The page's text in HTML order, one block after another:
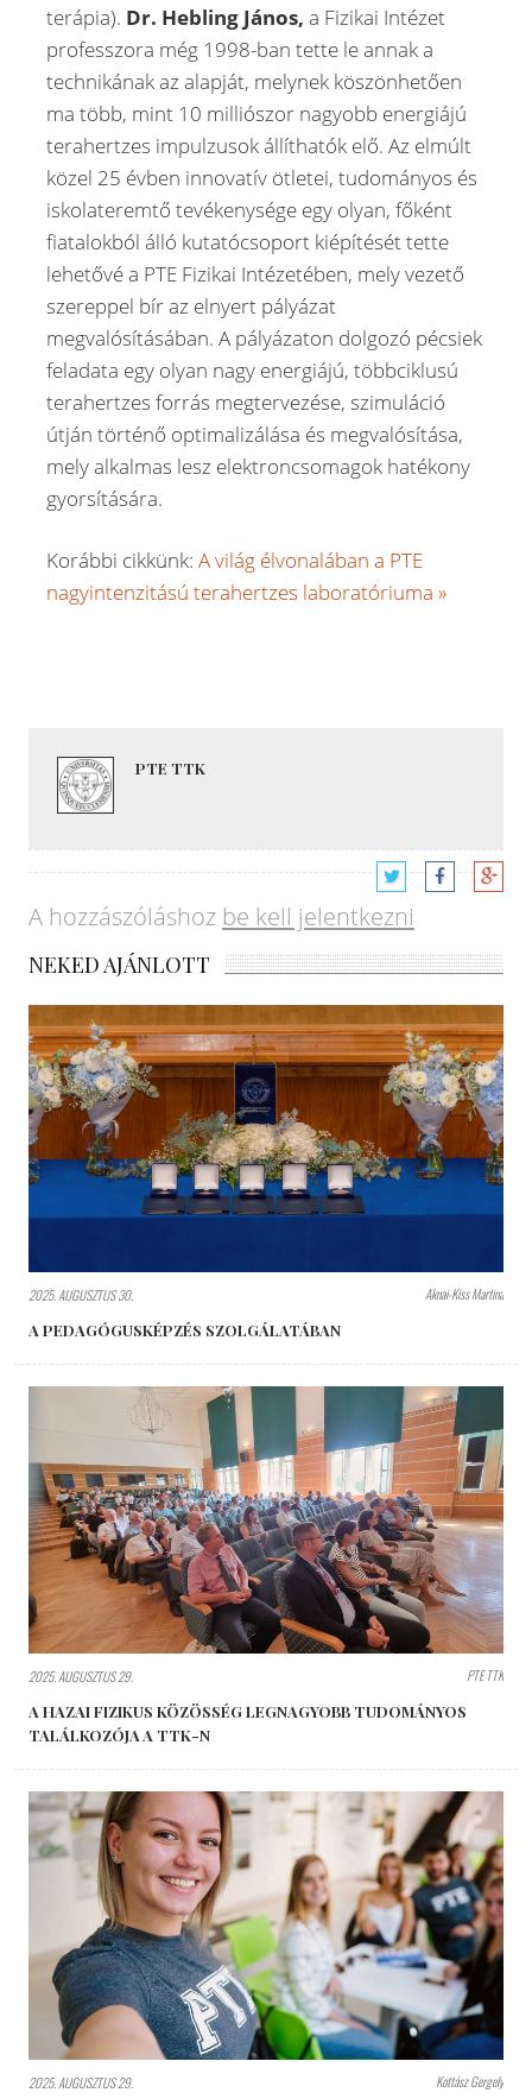
terápia). Dr. Hebling János, a Fizikai Intézet
professzora még 1998-ban tette le annak a
technikának az alapját, melynek köszönhetően
ma több, mint 10 milliószor nagyobb energiájú
terahertzes impulzusok állíthatók elő. Az elmúlt
közel 25 évben innovatív ötletei, tudományos és
iskolateremtő tevékenysége egy olyan, főként
fiatalokból álló kutatócsoport kiépítését tette
lehetővé a PTE Fizikai Intézetében, mely vezető
szereppel bír az elnyert pályázat
megvalósításában. A pályázaton dolgozó pécsiek
feladata egy olyan nagy energiájú, többciklusú
terahertzes forrás megtervezése, szimuláció
útján történő optimalizálása és megvalósítása,
mely alkalmas lesz elektroncsomagok hatékony
gyorsítására.
Korábbi cikkünk: A világ élvonalában a PTE
nagyintenzitású terahertzes laboratóriuma »
PTE TTK
A hozzászóláshoz be kell jelentkezni
NEKED AJÁNLOTT
2025. AUGUSZTUS 30. Aknai-Kiss Martina
A PEDAGÓGUSKÉPZÉS SZOLGÁLATÁBAN
2025. AUGUSZTUS 29. PTE TTK
A HAZAI FIZIKUS KÖZÖSSÉG LEGNAGYOBB TUDOMÁNYOS
TALÁLKOZÓJA A TTK-N
2025. AUGUSZTUS 29. Kottász Gergely